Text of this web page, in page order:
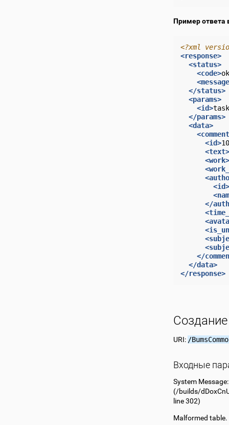
Пример ответа
<?xml
<response>
<status>
<code>ok
</status>
<params>
<id>task
</params>
<data>
<id>
<text>
<work>
<id>
</
</
</data>
</response>
URI: /
Входные
System
(/builds/
line 302)
Malformed table.